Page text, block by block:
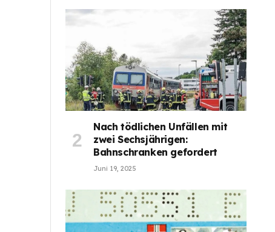
Nach tödlichen Unfällen mit
zwei Sechsjährigen:
Bahnschranken gefordert
Juni 19, 2025